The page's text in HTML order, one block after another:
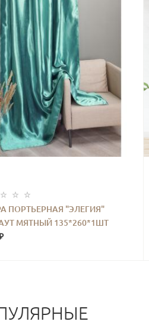
ПОРТЬЕРНАЯ "ЭЛЕГИЯ"
МЯТНЫЙ 135*260*1ШТ